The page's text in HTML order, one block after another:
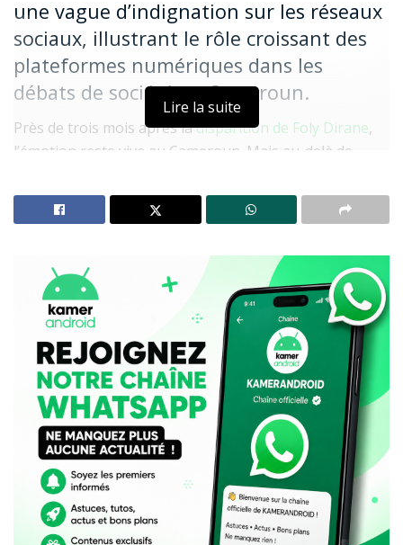
une vague d’indignation sur les réseaux
sociaux, illustrant le rôle croissant des
plateformes numériques dans les
débats de société au Cameroun.
Près de trois mois après ladisparition de Foly Dirane,
l’émotion reste vive au Cameroun. Mais au-delà de
CRTV, c’est surtout la polémique ayant entouré ses
obsèques qui a capté l’attention des internautes.
À LIRE AUSSI
Résultats OBC en ligne : après la disparition d’Ayoba,
MTN Cameroun lance le portail ONE
Ayoba : de 35 millions d’utilisateurs à la fermeture,
pourquoi MTN a retiré son « WhatsApp africain » du
Google Play Store
Pendant plus de deux mois, les tensions entre sa veuve,
Tatiana Dirane, et une partie de la famille du défunt ont
Lire la suite